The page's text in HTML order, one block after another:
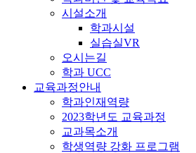
시설소개
학과시설
실습실VR
오시는길
학과 UCC
교육과정안내
학과인재역량
2023학년도 교육과정
교과목소개
학생역량 강화 프로그램